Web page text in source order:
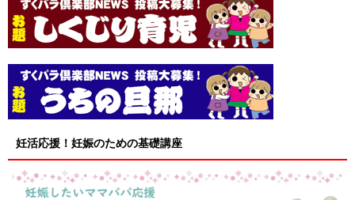
妊活応援！妊娠のための基礎講座